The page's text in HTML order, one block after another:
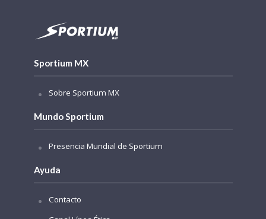
Sportium MX
Sobre Sportium MX
Mundo Sportium
Presencia Mundial de Sportium
Ayuda
Contacto